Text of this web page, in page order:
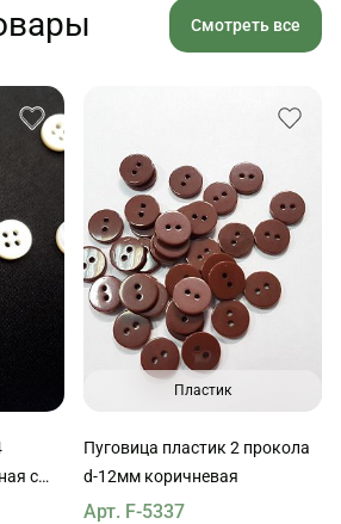
Смотреть все
с
Пластик
Пуговица пластик 2 прокола
d-12мм коричневая
Арт. F-5337